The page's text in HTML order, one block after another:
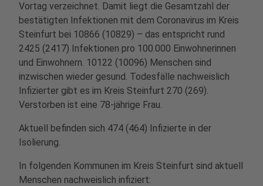
Vortag verzeichnet. Damit liegt die Gesamtzahl der
bestätigten Infektionen mit dem Coronavirus im Kreis
Steinfurt bei 10866 (10829) – das entspricht rund
2425 (2417) Infektionen pro 100.000 Einwohnerinnen
und Einwohnern. 10122 (10096) Menschen sind
inzwischen wieder gesund. Todesfälle nachweislich
Infizierter gibt es im Kreis Steinfurt 270 (269).
Verstorben ist eine 78-jährige Frau.
Aktuell befinden sich 474 (464) Infizierte in der
Isolierung.
In folgenden Kommunen im Kreis Steinfurt sind aktuell
Menschen nachweislich infiziert: